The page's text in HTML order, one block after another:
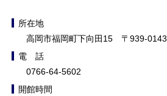
所在地
高岡市福岡町下向田15 〒939-0143
電 話
0766-64-5602
開館時間